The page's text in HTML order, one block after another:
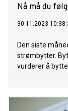
Nå må du
30.11.2023
Den siste
strømbytter.
vurderer å